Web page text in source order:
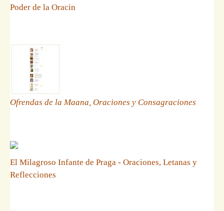
Poder de la Oracin
Ofrendas de la Maana, Oraciones y Consagraciones
El Milagroso Infante de Praga - Oraciones, Letanas y
Reflecciones